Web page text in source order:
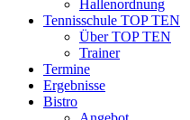
Hallenordnung
Tennisschule TOP TEN
Über TOP TEN
Trainer
Termine
Ergebnisse
Bistro